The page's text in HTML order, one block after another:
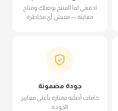
ادفعي لما المنتج يوصلك ومتاح
معاينة — مفيش أي مخاطرة
جودة مضمونة
خامات أصلية ممتازة بأعلى معايير
الجودة